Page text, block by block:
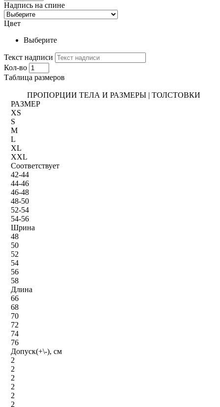
Надпись на спине
Цвет
Выберите
Текст надписи
Кол-во
Таблица размеров
ПРОПОРЦИИ ТЕЛА И РАЗМЕРЫ | ТОЛСТОВКИ
РАЗМЕР
XS
S
M
L
XL
XXL
Соответствует
42-44
44-46
46-48
48-50
52-54
54-56
Шрина
48
50
52
54
56
58
Длина
66
68
70
72
74
76
Допуск(+\-), см
2
2
2
2
2
2